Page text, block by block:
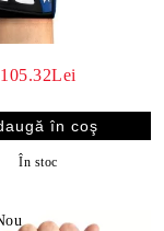
105.32Lei
În stoc